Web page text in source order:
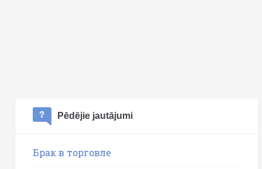
Pēdējie jautājumi
Брак в торговле